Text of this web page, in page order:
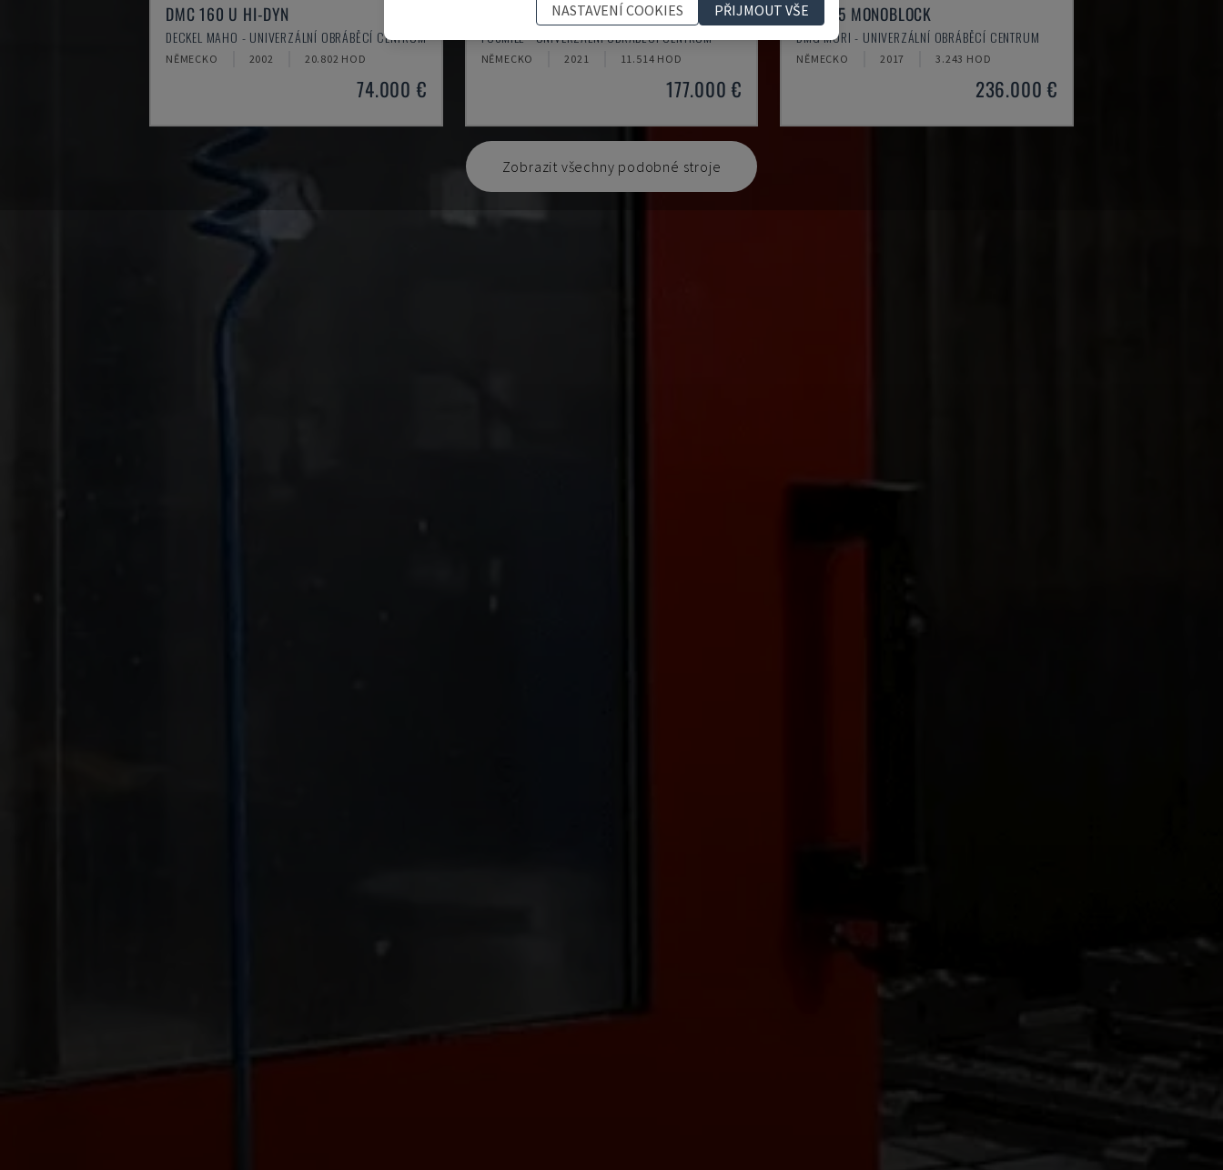
DMC 160 U HI-DYN
DECKEL MAHO - UNIVERZÁLNÍ OBRÁBĚCÍ CENTRUM
NĚMECKO 2002 20.802 HOD
74.000 €
POSMILL - UNIVERZÁLNÍ OBRÁBĚCÍ CENTRUM
NĚMECKO 2021 11.514 HOD
177.000 €
DMU 75 MONOBLOCK
DMG MORI - UNIVERZÁLNÍ OBRÁBĚCÍ CENTRUM
NĚMECKO 2017 3.243 HOD
236.000 €
Zobrazit všechny podobné stroje
NASTAVENÍ COOKIES
PŘIJMOUT VŠE